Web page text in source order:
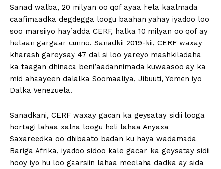
Sanad walba, 20 milyan oo qof ayaa hela kaalmada
caafimaadka degdegga loogu baahan yahay iyadoo loo
soo marsiiyo hay’adda CERF, halka 10 milyan oo qof ay
helaan gargaar cunno. Sanadkii 2019-kii, CERF waxay
kharash gareysay 47 dal si loo yareyo mashkiladaha
ka taagan dhinaca beni’aadannimada kuwaasoo ay ka
mid ahaayeen dalalka Soomaaliya, Jibuuti, Yemen iyo
Dalka Venezuela.
Sanadkani, CERF waxay gacan ka geysatay sidii looga
hortagi lahaa xalna loogu heli lahaa Anyaxa
Saxareedka oo dhibaato badan ku haya wadamada
Bariga Afrika, iyadoo sidoo kale gacan ka geysatay sidii
hooy iyo hu loo gaarsiin lahaa meelaha dadka ay sida